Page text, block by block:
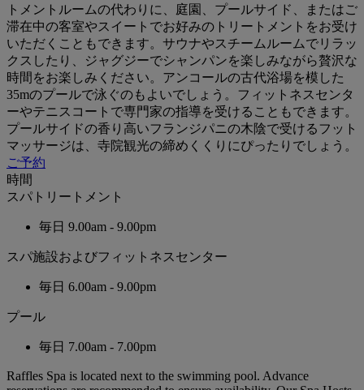
トメントルームの代わりに、庭園、プールサイド、またはご
滞在中の客室やスイートでお好みのトリートメントをお受け
いただくこともできます。サウナやスチームルームでリラッ
クスしたり、ジャグジーでシャンパンを楽しみながら贅沢な
時間をお楽しみください。アンコールの古代浴場を模した
35mのプールで泳ぐのもよいでしょう。フィットネスセンタ
ーやテニスコートで専門家の指導を受けることもできます。
プールサイドの香り高いフランジパニの木陰で受けるフット
マッサージは、寺院観光の締めくくりにぴったりでしょう。
ご予約
時間
スパトリートメント
毎日 9.00am - 9.00pm
スパ施設およびフィットネスセンター
毎日 6.00am - 9.00pm
プール
毎日 7.00am - 7.00pm
Raffles Spa is located next to the swimming pool. Advance